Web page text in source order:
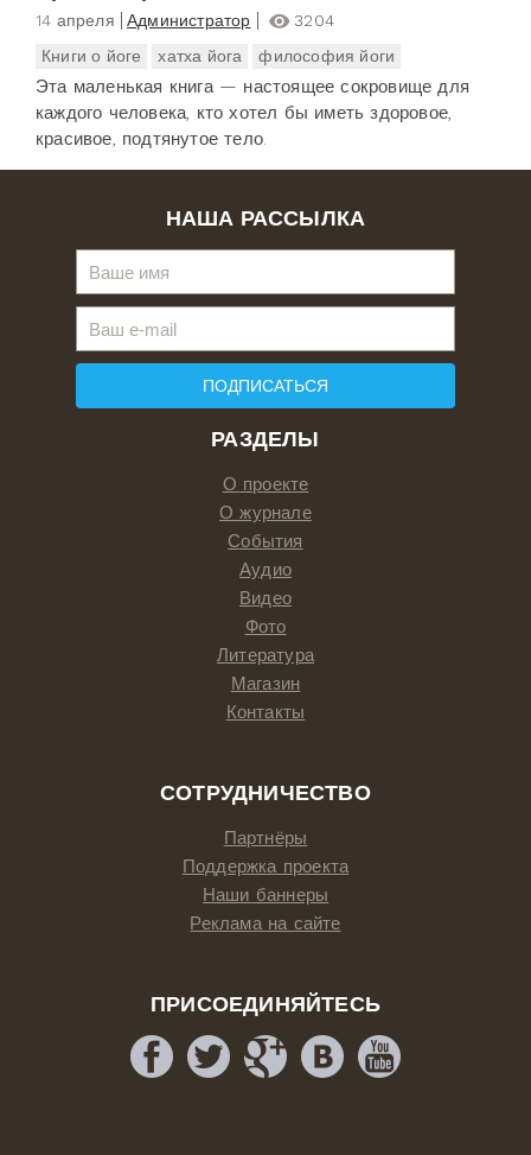
14 апреля Администратор
3204
Книги о йоге
хатха йога философия йоги
Эта маленькая книга — настоящее сокровище для
каждого человека, кто хотел бы иметь здоровое,
красивое, подтянутое тело.
РАЗДЕЛЫ
О проекте
О журнале
События
Аудио
Видео
Фото
Литература
Магазин
Контакты
СОТРУДНИЧЕСТВО
Партнёры
Поддержка проекта
Наши баннеры
Реклама на сайте
ПРИСОЕДИНЯЙТЕСЬ
НАША РАССЫЛКА
ПОДПИСАТЬСЯ